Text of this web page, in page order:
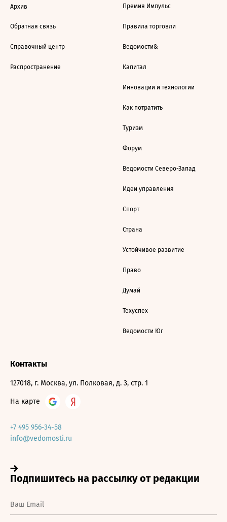
Архив
Обратная связь
Справочный центр
Распространение
Премия Импульс
Правила торговли
Ведомости&
Капитал
Инновации и технологии
Как потратить
Туризм
Форум
Ведомости Северо-Запад
Идеи управления
Спорт
Страна
Устойчивое развитие
Право
Думай
Техуспех
Ведомости Юг
Контакты
127018, г. Москва, ул. Полковая, д. 3, стр. 1
На карте
+7 495 956-34-58
info@vedomosti.ru